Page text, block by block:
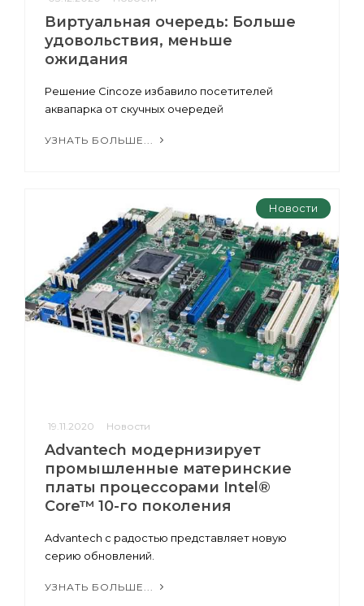
Виртуальная очередь: Больше
удовольствия, меньше
ожидания
Решение Cincoze избавило посетителей
аквапарка от скучных очередей
УЗНАТЬ БОЛЬШЕ...
Новости
19.11.2020 Новости
Advantech модернизирует
промышленные материнские
платы процессорами Intel®
Core™ 10-го поколения
Advantech с радостью представляет новую
серию обновлений.
УЗНАТЬ БОЛЬШЕ...